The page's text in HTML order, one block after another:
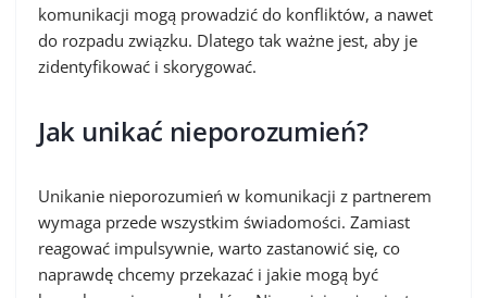
komunikacji mogą prowadzić do konfliktów, a nawet
do rozpadu związku. Dlatego tak ważne jest, aby je
zidentyfikować i skorygować.
Jak unikać nieporozumień?
Unikanie nieporozumień w komunikacji z partnerem
wymaga przede wszystkim świadomości. Zamiast
reagować impulsywnie, warto zastanowić się, co
naprawdę chcemy przekazać i jakie mogą być